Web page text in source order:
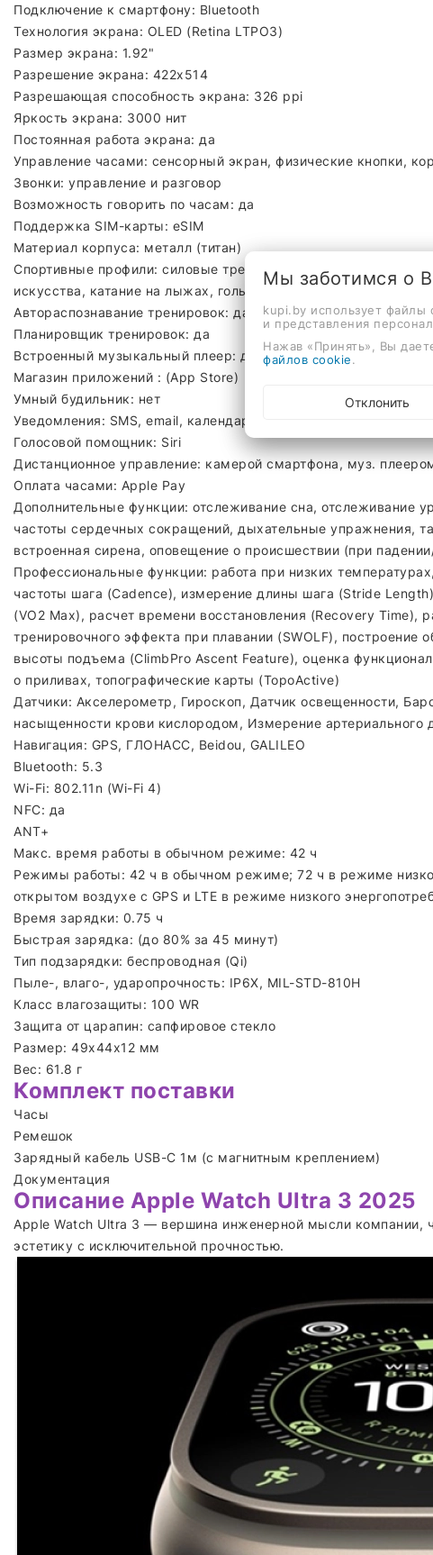
Подключение к смартфону: Bluetooth
Технология экрана: OLED (Retina LTPO3)
Размер экрана: 1.92"
Разрешение экрана: 422x514
Разрешающая способность экрана: 326 ppi
Яркость экрана: 3000 нит
Постоянная работа экрана: да
Управление часами: сенсорный экран, физические кнопки,
Звонки: управление и разговор
Возможность говорить по часам: да
Поддержка SIM-карты: eSIM
Материал корпуса: металл (титан)
Спортивные профили: силовые тренировки, кардио
искусства, катание на лыжах, гольф
Автораспознавание тренировок: да
Планировщик тренировок: да
Встроенный музыкальный плеер: да
Магазин приложений : (App Store)
Умный будильник: нет
Уведомления: SMS, email, календарь, социальные сети,
Голосовой помощник: Siri
Дистанционное управление: камерой смартфона, муз.
Оплата часами: Apple Pay
Дополнительные функции: отслеживание сна, отслеживание
частоты сердечных сокращений, дыхательные упражнения,
встроенная сирена, оповещение о происшествии (при
Профессиональные функции: работа при низких
частоты шага (Cadence), измерение длины шага (Stride
(VO2 Max), расчет времени восстановления (Recovery Time),
тренировочного эффекта при плавании (SWOLF),
высоты подъема (ClimbPro Ascent Feature), оценка
о приливах, топографические карты (TopoActive)
Датчики: Акселерометр, Гироскоп, Датчик освещенности,
насыщенности крови кислородом, Измерение
Навигация: GPS, ГЛОНАСС, Beidou, GALILEO
Bluetooth: 5.3
Wi-Fi: 802.11n (Wi-Fi 4)
NFC: да
ANT+
Макс. время работы в обычном режиме: 42 ч
Режимы работы: 42 ч в обычном режиме; 72 ч в режиме
открытом воздухе с GPS и LTE в режиме низкого
Время зарядки: 0.75 ч
Быстрая зарядка: (до 80% за 45 минут)
Тип подзарядки: беспроводная (Qi)
Пыле-, влаго-, ударопрочность: IP6X, MIL-STD-810H
Класс влагозащиты: 100 WR
Защита от царапин: сапфировое стекло
Размер: 49х44х12 мм
Вес: 61.8 г
Комплект поставки
Часы
Ремешок
Зарядный кабель USB-C 1м (с магнитным креплением)
Документация
Описание Apple Watch Ultra 3 2025
Apple Watch Ultra 3 — вершина инженерной мысли компании,
эстетику с исключительной прочностью.
Мы заботимся о
kupi.by использует файлы
и представления
Нажав «Принять», Вы
файлов cookie.
Отклонить